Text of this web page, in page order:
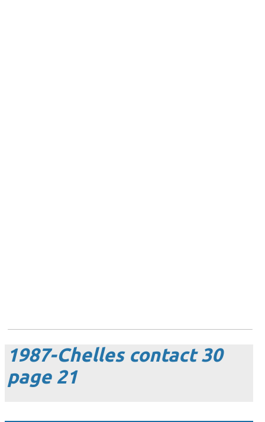
1987-Chelles contact 30
page 21